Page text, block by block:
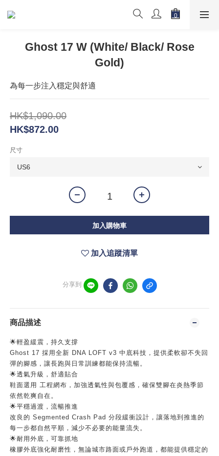
Ghost 17 W (White/ Black/ Rose
Gold)
為每一步注入穩定與舒適
HK$1,090.00
HK$872.00
尺寸
加入購物車
加入追蹤清單
分享到
商品描述
🌟輕盈緩震，持久支撐
Ghost 17 採用全新 DNA LOFT v3 中底科技，提供柔軟卻不失回
彈的腳感，讓長跑與日常訓練都能保持流暢。
🌟透氣升級，舒適貼合
鞋面選用 工程網布，加強透氣性與包覆感，確保雙腳在炎熱季節
依然乾爽自在。
🌟平穩過渡，流暢推進
改良的 Segmented Crash Pad 分段緩衝設計，讓落地到推進的
每一步都自然平順，減少不必要的能量流失。
🌟耐用外底，可靠抓地
橡膠外底強化耐磨性，無論城市路面或戶外跑道，都能提供穩定的